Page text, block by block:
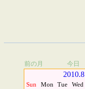
前の月 今日
2010.8
Sun Mon Tue Wed